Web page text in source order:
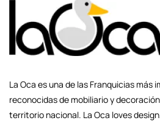
La Oca es una de las Franquicias más
reconocidas de mobiliario y
territorio nacional. La Oca loves